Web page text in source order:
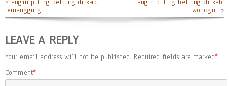
« angin puting beliung di kab.
temanggung
angin puting beliung di kab.
wonogiri »
LEAVE A REPLY
Your email address will not be published. Required fields are marked*
Comment*